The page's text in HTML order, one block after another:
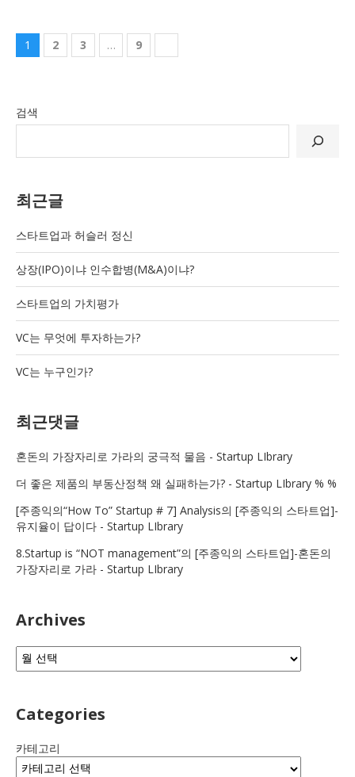
1 2 3 … 9
검색
최근글
스타트업과 허슬러 정신
상장(IPO)이냐 인수합병(M&A)이냐?
스타트업의 가치평가
VC는 무엇에 투자하는가?
VC는 누구인가?
최근댓글
혼돈의 가장자리로 가라의 궁극적 물음 - Startup LIbrary
더 좋은 제품의 부동산정책 왜 실패하는가? - Startup LIbrary % %
[주종익의“How To” Startup # 7] Analysis의 [주종익의 스타트업]-
유지율이 답이다 - Startup LIbrary
8.Startup is “NOT management”의 [주종익의 스타트업]-혼돈의
가장자리로 가라 - Startup LIbrary
Archives
보
관
Categories
카테고리